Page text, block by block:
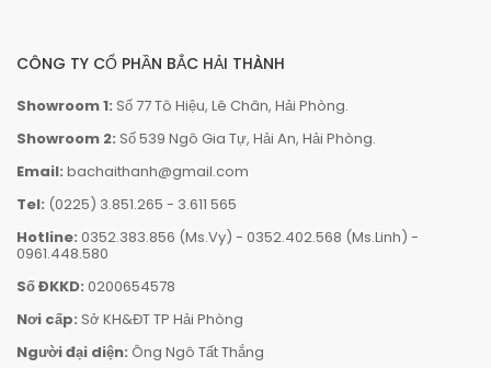
CÔNG TY CỔ PHẦN BẮC HẢI THÀNH
Showroom 1: Số 77 Tô Hiệu, Lê Chân, Hải Phòng.
Showroom 2: Số 539 Ngô Gia Tự, Hải An, Hải Phòng.
Email: bachaithanh@gmail.com
Tel: (0225) 3.851.265 - 3.611 565
Hotline: 0352.383.856 (Ms.Vy) - 0352.402.568 (Ms.Linh) -
0961.448.580
Số ĐKKD: 0200654578
Nơi cấp: Sở KH&ĐT TP Hải Phòng
Người đại diện: Ông Ngô Tất Thắng